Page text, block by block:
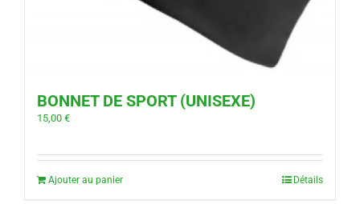
BONNET DE SPORT (UNISEXE)
15,00 €
Ajouter au panier Détails